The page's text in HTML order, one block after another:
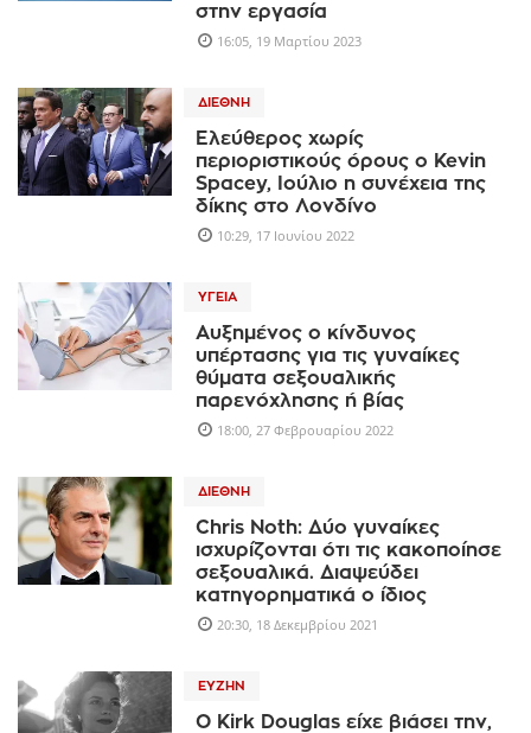
στην εργασία
16:05, 19 Μαρτίου 2023
ΔΙΕΘΝΉ
Ελεύθερος χωρίς
περιοριστικούς όρους ο Kevin
Spacey, Ιούλιο η συνέχεια της
δίκης στο Λονδίνο
10:29, 17 Ιουνίου 2022
ΥΓΕΊΑ
Αυξημένος ο κίνδυνος
υπέρτασης για τις γυναίκες
θύματα σεξουαλικής
παρενόχλησης ή βίας
18:00, 27 Φεβρουαρίου 2022
ΔΙΕΘΝΉ
Chris Noth: Δύο γυναίκες
ισχυρίζονται ότι τις κακοποίησε
σεξουαλικά. Διαψεύδει
κατηγορηματικά ο ίδιος
20:30, 18 Δεκεμβρίου 2021
ΕΥΖΗΝ
Ο Kirk Douglas είχε βιάσει την,